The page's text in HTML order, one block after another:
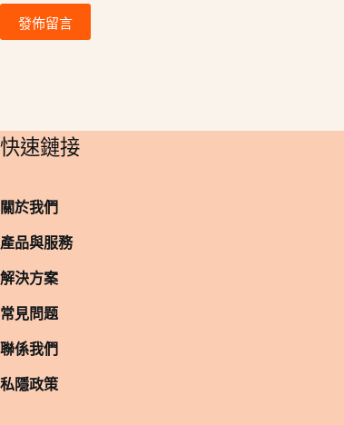
發佈留言
​快速鏈接
關於我們
產品與服務
解決方案
常見問题
聯係我們
私隱政策